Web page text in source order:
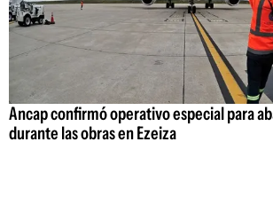
Ancap confirmó operativo especial para
durante las obras en Ezeiza